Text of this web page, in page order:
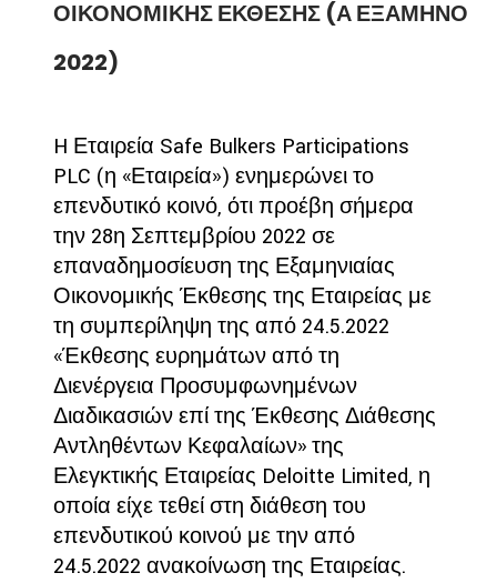
ΟΙΚΟΝΟΜΙΚΗΣ ΕΚΘΕΣΗΣ (Α ΕΞΑΜΗΝΟ
2022)
H Εταιρεία Safe Bulkers Participations
PLC (η «Εταιρεία») ενημερώνει το
επενδυτικό κοινό, ότι προέβη σήμερα
την 28η Σεπτεμβρίου 2022 σε
επαναδημοσίευση της Εξαμηνιαίας
Οικονομικής Έκθεσης της Εταιρείας με
τη συμπερίληψη της από 24.5.2022
«Έκθεσης ευρημάτων από τη
Διενέργεια Προσυμφωνημένων
Διαδικασιών επί της Έκθεσης Διάθεσης
Αντληθέντων Κεφαλαίων» της
Ελεγκτικής Εταιρείας Deloitte Limited, η
οποία είχε τεθεί στη διάθεση του
επενδυτικού κοινού με την από
24.5.2022 ανακοίνωση της Εταιρείας.